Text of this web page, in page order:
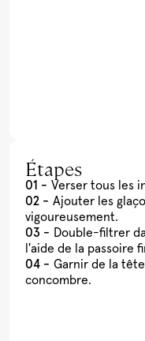
Étapes
Verser tous les
Ajouter les
vigoureusement.
Double-filtrer
l'aide de la passoire
Garnir de la
concombre.